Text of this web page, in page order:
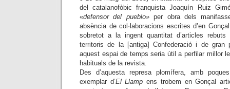
del catalanofòbic franquista Joaquín Ruiz
«defensor del pueblo»per obra dels
absència de col·laboracions escrites d’en
sobretot a la ingent quantitat d’articles
territoris de la [antiga] Confederació i de gran
aquest espai de temps seria útil a perfilar millor
habituals de la revista.
Des d’aquesta represa plomífera, amb
exemplar d’El Llamp ens trobem en Gonçal